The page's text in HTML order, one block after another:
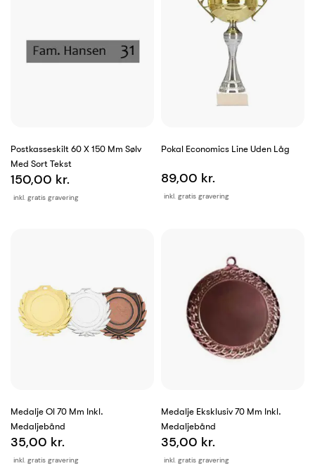
Postkasseskilt 60 X 150 Mm Sølv
Med Sort Tekst
inkl. gratis gravering
150,00 kr.
Pokal Economics Line Uden Låg
inkl. gratis gravering
89,00 kr.
Medalje Ol 70 Mm Inkl.
Medaljebånd
inkl. gratis gravering
35,00 kr.
Medalje Eksklusiv 70 Mm Inkl.
Medaljebånd
inkl. gratis gravering
35,00 kr.